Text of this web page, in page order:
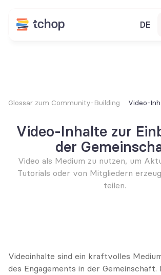
DE
Glossar zum Community-Building Video-
Video-Inhalte zur
der
Video als Medium zu nutzen, um
Tutorials oder von Mitgliedern
teilen.
Videoinhalte sind ein kraftvolles
des Engagements in der Gemeinschaft.